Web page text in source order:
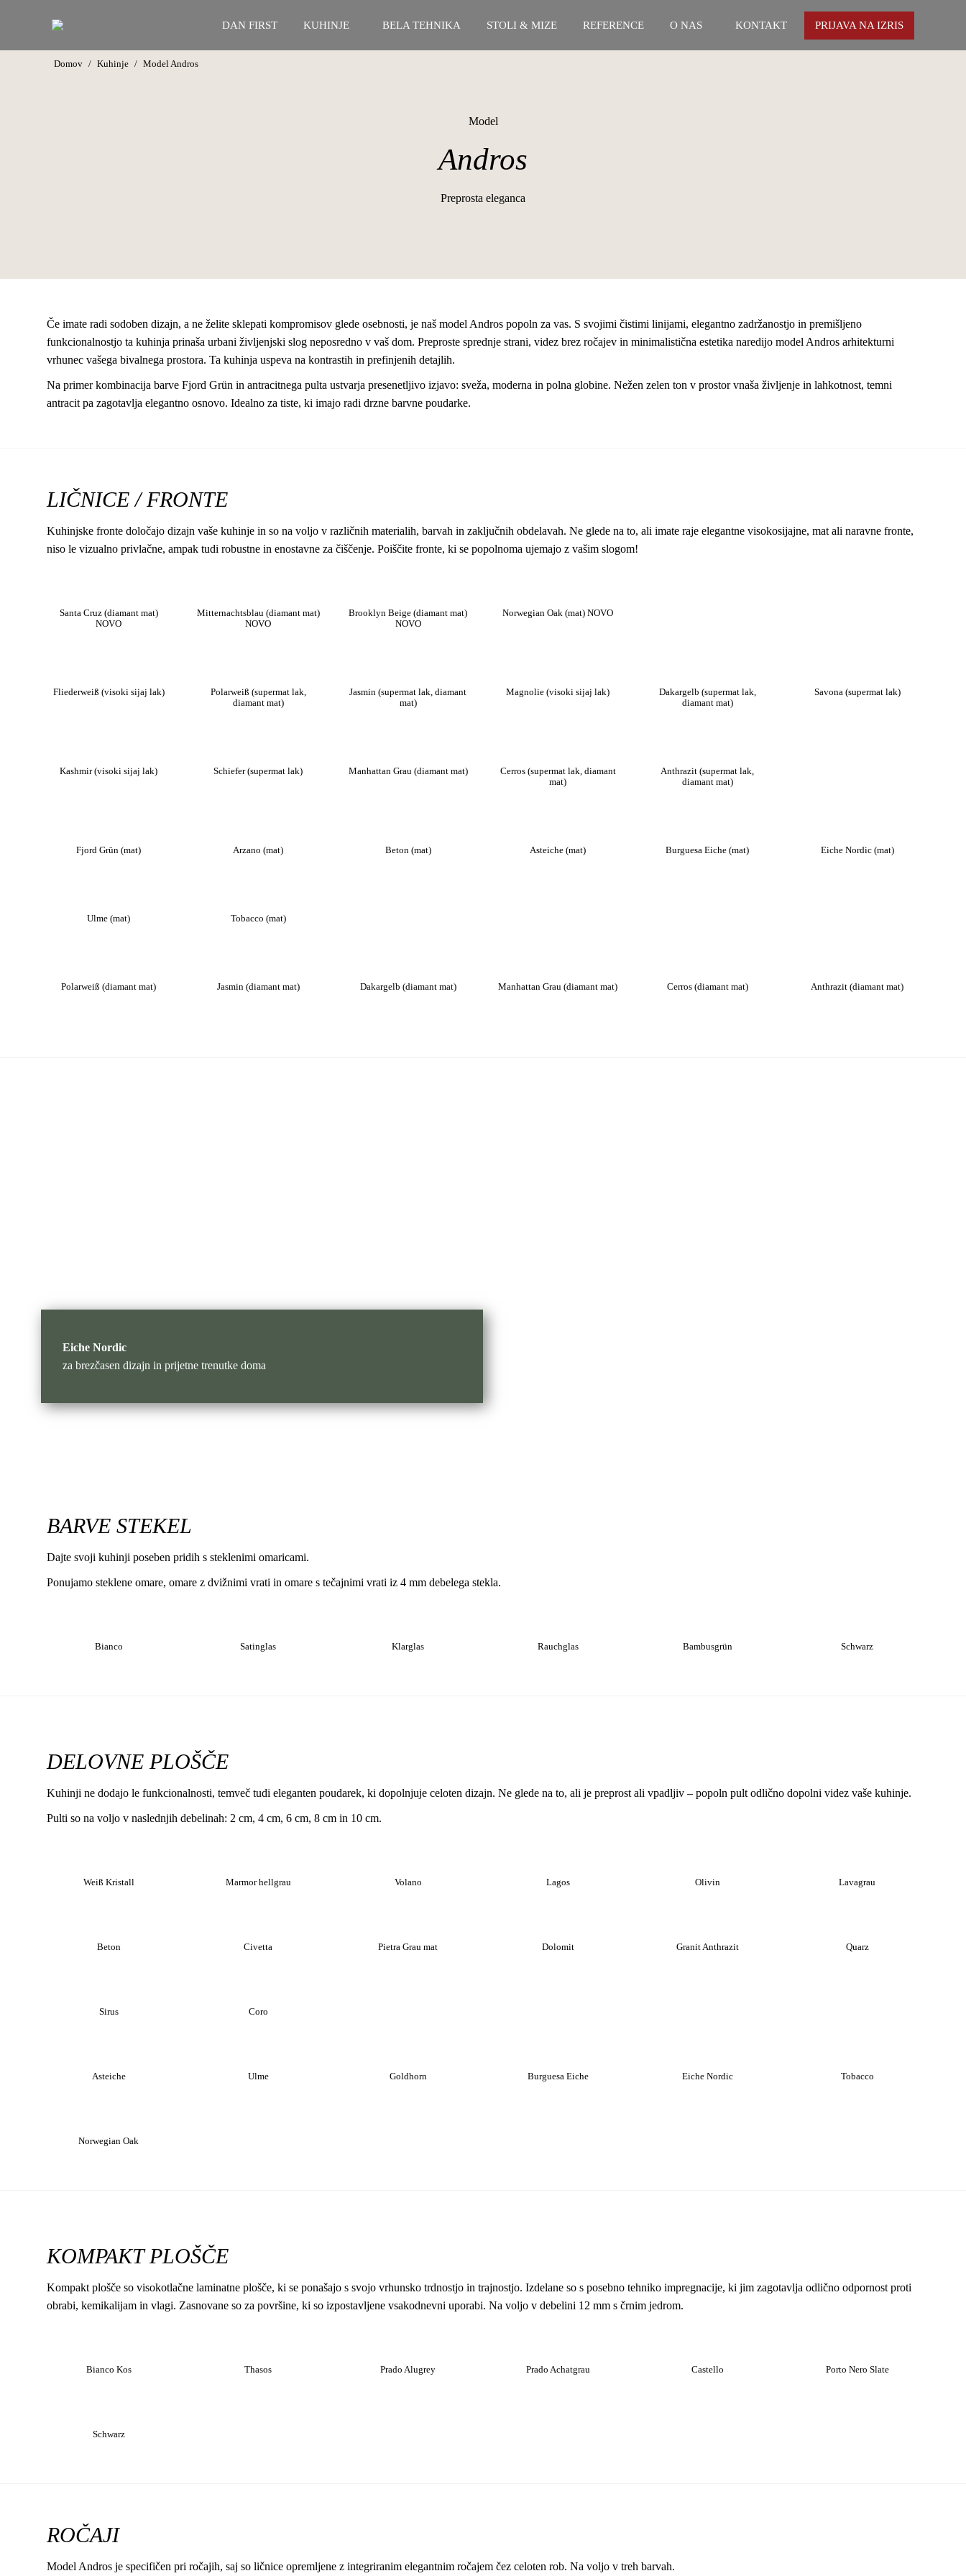
DAN FIRST KUHINJE BELA TEHNIKA STOLI & MIZE REFERENCE O NAS KONTAKT PRIJAVA NA IZRIS
You are here:
Domov Kuhinje Model Andros
Model
Andros
Preprosta eleganca
Če imate radi sodoben dizajn, a ne želite sklepati kompromisov glede osebnosti, je naš model Andros popoln za vas. S svojimi čistimi linijami, elegantno zadržanostjo in premišljeno
funkcionalnostjo ta kuhinja prinaša urbani življenjski slog neposredno v vaš dom. Preproste sprednje strani, videz brez ročajev in minimalistična estetika naredijo model Andros arhitekturni
vrhunec vašega bivalnega prostora. Ta kuhinja uspeva na kontrastih in prefinjenih detajlih.
Na primer kombinacija barve Fjord Grün in antracitnega pulta ustvarja presenetljivo izjavo: sveža, moderna in polna globine. Nežen zelen ton v prostor vnaša življenje in lahkotnost, temni
antracit pa zagotavlja elegantno osnovo. Idealno za tiste, ki imajo radi drzne barvne poudarke.
LIČNICE / FRONTE
Kuhinjske fronte določajo dizajn vaše kuhinje in so na voljo v različnih materialih, barvah in zaključnih obdelavah. Ne glede na to, ali imate raje elegantne visokosijajne, mat ali naravne fronte,
niso le vizualno privlačne, ampak tudi robustne in enostavne za čiščenje. Poiščite fronte, ki se popolnoma ujemajo z vašim slogom!
Santa Cruz (diamant mat)
NOVO
Mitternachtsblau (diamant mat)
NOVO
Brooklyn Beige (diamant mat)
NOVO
Norwegian Oak (mat) NOVO
Fliederweiß (visoki sijaj lak)
Polarweiß (supermat lak,
diamant mat)
Jasmin (supermat lak, diamant
mat)
Magnolie (visoki sijaj lak)
Dakargelb (supermat lak,
diamant mat)
Savona (supermat lak)
Kashmir (visoki sijaj lak) Schiefer (supermat lak) Manhattan Grau (diamant mat)
Cerros (supermat lak, diamant
mat)
Anthrazit (supermat lak,
diamant mat)
Fjord Grün (mat) Arzano (mat) Beton (mat) Asteiche (mat) Burguesa Eiche (mat) Eiche Nordic (mat)
Ulme (mat) Tobacco (mat)
Polarweiß (diamant mat) Jasmin (diamant mat) Dakargelb (diamant mat) Manhattan Grau (diamant mat) Cerros (diamant mat) Anthrazit (diamant mat)
Eiche Nordic
za brezčasen dizajn in prijetne trenutke doma
BARVE STEKEL
Dajte svoji kuhinji poseben pridih s steklenimi omaricami.
Ponujamo steklene omare, omare z dvižnimi vrati in omare s tečajnimi vrati iz 4 mm debelega stekla.
Bianco Satinglas Klarglas Rauchglas Bambusgrün Schwarz
DELOVNE PLOŠČE
Kuhinji ne dodajo le funkcionalnosti, temveč tudi eleganten poudarek, ki dopolnjuje celoten dizajn. Ne glede na to, ali je preprost ali vpadljiv – popoln pult odlično dopolni videz vaše kuhinje.
Pulti so na voljo v naslednjih debelinah: 2 cm, 4 cm, 6 cm, 8 cm in 10 cm.
Weiß Kristall Marmor hellgrau Volano Lagos Olivin Lavagrau
Beton Civetta Pietra Grau mat Dolomit Granit Anthrazit Quarz
Sirus Coro
Asteiche Ulme Goldhorn Burguesa Eiche Eiche Nordic Tobacco
Norwegian Oak
KOMPAKT PLOŠČE
Kompakt plošče so visokotlačne laminatne plošče, ki se ponašajo s svojo vrhunsko trdnostjo in trajnostjo. Izdelane so s posebno tehniko impregnacije, ki jim zagotavlja odlično odpornost proti
obrabi, kemikalijam in vlagi. Zasnovane so za površine, ki so izpostavljene vsakodnevni uporabi. Na voljo v debelini 12 mm s črnim jedrom.
Bianco Kos Thasos Prado Alugrey Prado Achatgrau Castello Porto Nero Slate
Schwarz
ROČAJI
Model Andros je specifičen pri ročajih, saj so ličnice opremljene z integriranim elegantnim ročajem čez celoten rob. Na voljo v treh barvah.